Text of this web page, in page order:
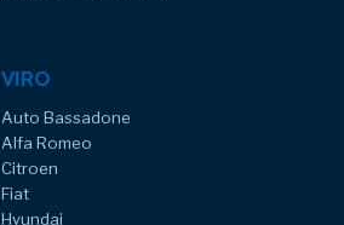
VIRO
Auto Bassadone
Alfa Romeo
Citroen
Fiat
Hyundai